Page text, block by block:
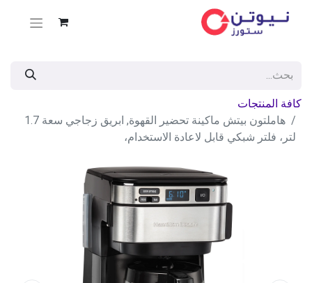
كافة المنتجات
هاملتون بيتش ماكينة تحضير القهوة, ابريق زجاجي سعة 1.7
لتر، فلتر شبكي قابل لاعادة الاستخدام،